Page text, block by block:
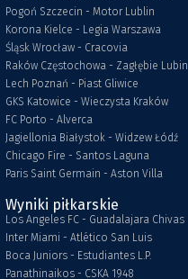
Pogoń Szczecin - Motor Lublin
Korona Kielce - Legia Warszawa
Śląsk Wrocław - Cracovia
Raków Częstochowa - Zagłębie Lubin
Lech Poznań - Piast Gliwice
GKS Katowice - Wieczysta Kraków
FC Porto - Alverca
Jagiellonia Białystok - Widzew Łódź
Chicago Fire - Santos Laguna
Paris Saint Germain - Aston Villa
Wyniki piłkarskie
Los Angeles FC - Guadalajara Chivas
Inter Miami - Atlético San Luis
Boca Juniors - Estudiantes L.P.
Panathinaikos - CSKA 1948